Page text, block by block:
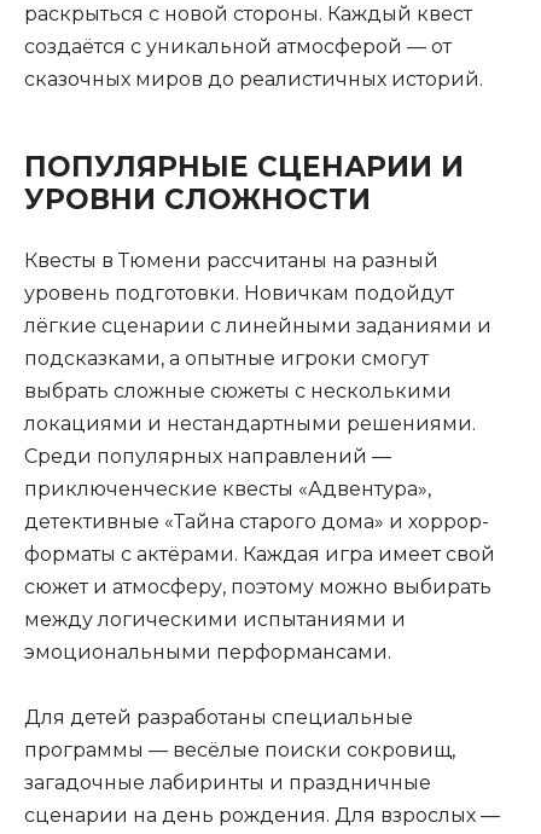
раскрыться с новой стороны. Каждый квест
создаётся с уникальной атмосферой — от
сказочных миров до реалистичных историй.
ПОПУЛЯРНЫЕ СЦЕНАРИИ И
УРОВНИ СЛОЖНОСТИ
Квесты в Тюмени рассчитаны на разный
уровень подготовки. Новичкам подойдут
лёгкие сценарии с линейными заданиями и
подсказками, а опытные игроки смогут
выбрать сложные сюжеты с несколькими
локациями и нестандартными решениями.
Среди популярных направлений —
приключенческие квесты «Адвентура»,
детективные «Тайна старого дома» и хоррор-
форматы с актёрами. Каждая игра имеет свой
сюжет и атмосферу, поэтому можно выбирать
между логическими испытаниями и
эмоциональными перформансами.
Для детей разработаны специальные
программы — весёлые поиски сокровищ,
загадочные лабиринты и праздничные
сценарии на день рождения. Для взрослых —